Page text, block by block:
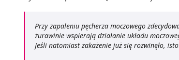
Przy zapaleniu pęcherza moczowego
żurawinie wspierają działanie układu
Jeśli natomiast zakażenie już się rozwinęło,